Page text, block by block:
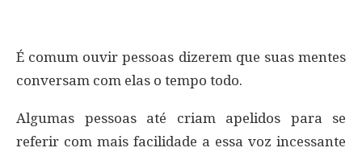
É comum ouvir pessoas dizerem que suas mentes
conversam com elas o tempo todo.
Algumas pessoas até criam apelidos para se
referir com mais facilidade a essa voz incessante